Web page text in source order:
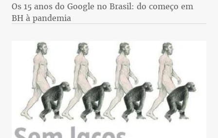
Os 15 anos do Google no Brasil: do começo em
BH à pandemia